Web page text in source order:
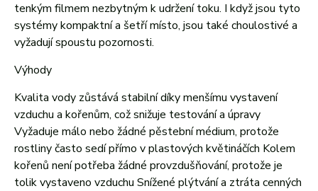
tenkým filmem nezbytným k udržení toku. I když jsou tyto
systémy kompaktní a šetří místo, jsou také choulostivé a
vyžadují spoustu pozornosti.
Výhody
Kvalita vody zůstává stabilní díky menšímu vystavení
vzduchu a kořenům, což snižuje testování a úpravy
Vyžaduje málo nebo žádné pěstební médium, protože
rostliny často sedí přímo v plastových květináčích Kolem
kořenů není potřeba žádné provzdušňování, protože je
tolik vystaveno vzduchu Snížené plýtvání a ztráta cenných